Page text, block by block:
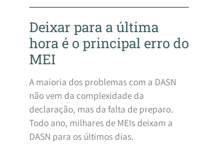
Deixar para a última
hora é o principal erro do
MEI
A maioria dos problemas com a DASN
não vem da complexidade da
declaração, mas da falta de preparo.
Todo ano, milhares de MEIs deixam a
DASN para os últimos dias.